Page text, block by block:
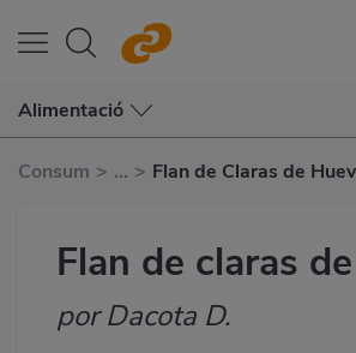
Alimentació
Consum > ... > Flan de Claras de
Flan de claras
Subtítulo
por Dacota D.